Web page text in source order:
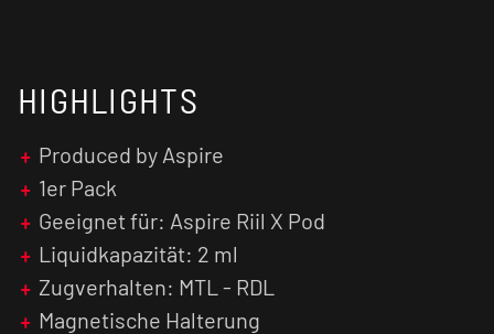
HIGHLIGHTS
Produced by Aspire
1er Pack
Geeignet für: Aspire Riil X Pod
Liquidkapazität: 2 ml
Zugverhalten: MTL - RDL
Magnetische Halterung